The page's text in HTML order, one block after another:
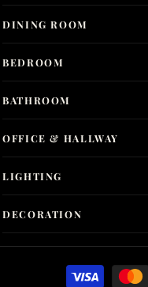
DINING ROOM
BEDROOM
BATHROOM
OFFICE & HALLWAY
LIGHTING
DECORATION